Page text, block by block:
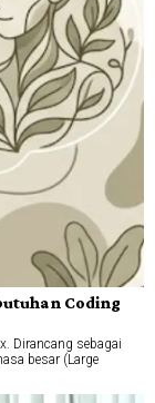
Coding
Dirancang sebagai
besar (Large